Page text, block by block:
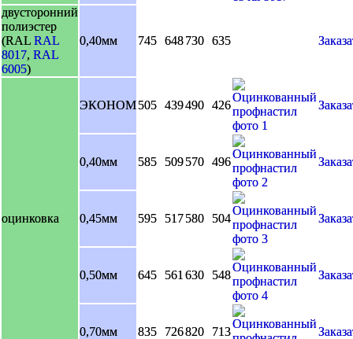
двусторонний
полиэстер
(RAL RAL
8017, RAL
6005)
0,40мм 745 648730 635
оцинковка
ЭКОНОМ505 439490 426
0,40мм 585 509570 496
0,45мм 595 517580 504
0,50мм 645 561 630 548
0,70мм 835 726820 713